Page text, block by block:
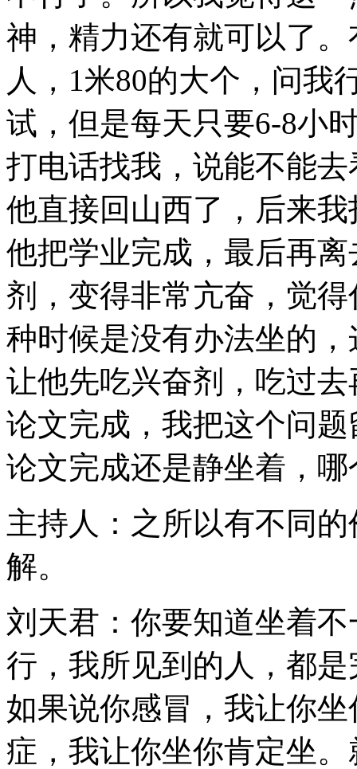
神，精力还有就可以了
人，1米80的大个，问我
试，但是每天只要6-8小
打电话找我，说能不能
他直接回山西了，后来
他把学业完成，最后再
剂，变得非常亢奋，觉
种时候是没有办法坐的
让他先吃兴奋剂，吃过
论文完成，我把这个问
论文完成还是静坐着，
主持人：之所以有不同
解。
刘天君：你要知道坐着
行，我所见到的人，都
如果说你感冒，我让你
症，我让你坐你肯定坐